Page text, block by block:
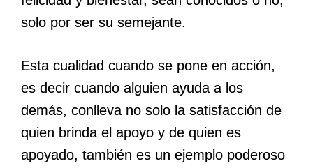
solo por ser su semejante.
Esta cualidad cuando se pone en acción,
es decir cuando alguien ayuda a los
demás, conlleva no solo la satisfacción de
quien brinda el apoyo y de quien es
apoyado, también es un ejemplo poderoso